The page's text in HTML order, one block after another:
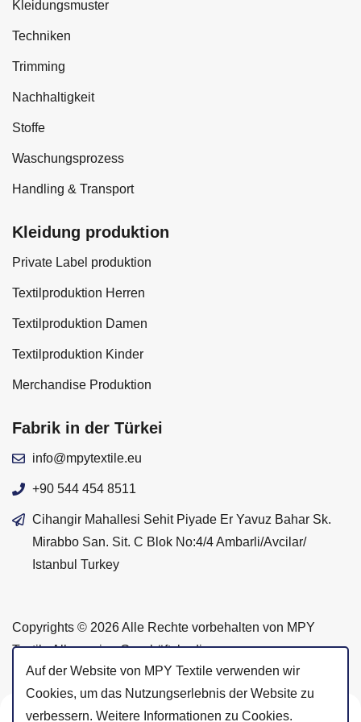
Kleidungsmuster
Techniken
Trimming
Nachhaltigkeit
Stoffe
Waschungsprozess
Handling & Transport
Kleidung produktion
Private Label produktion
Textilproduktion Herren
Textilproduktion Damen
Textilproduktion Kinder
Merchandise Produktion
Fabrik in der Türkei
info@mpytextile.eu
+90 544 454 8511
Cihangir Mahallesi Sehit Piyade Er Yavuz Bahar Sk.
Mirabbo San. Sit. C Blok No:4/4 Ambarli/Avcilar/
Istanbul Turkey
Copyrights © 2026 Alle Rechte vorbehalten von MPY
Textile Allgemeine Geschäftsbedingungen —
Datenschutzerklärung
Auf der Website von MPY Textile verwenden wir
Cookies, um das Nutzungserlebnis der Website zu
verbessern. Weitere Informationen zu Cookies.